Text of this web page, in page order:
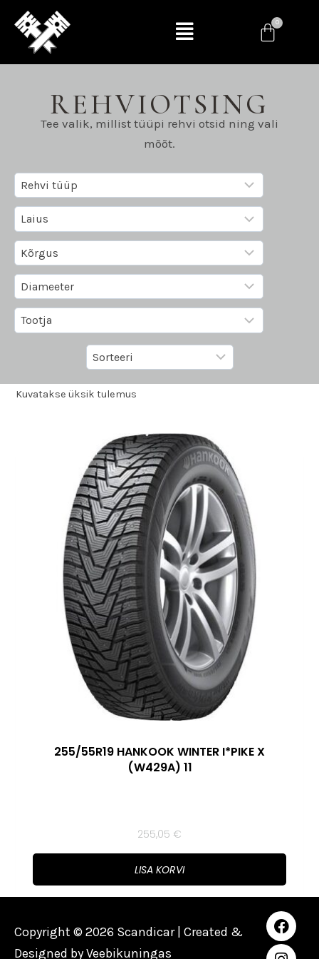
REHVIOTSING
Tee valik, millist tüüpi rehvi otsid ning vali
mõõt.
Kuvatakse üksik tulemus
255/55R19 HANKOOK WINTER I*PIKE X
(W429A) 11
255,05 €
LISA KORVI
Copyright © 2026 Scandicar | Created &
Designed byVeebikuningas